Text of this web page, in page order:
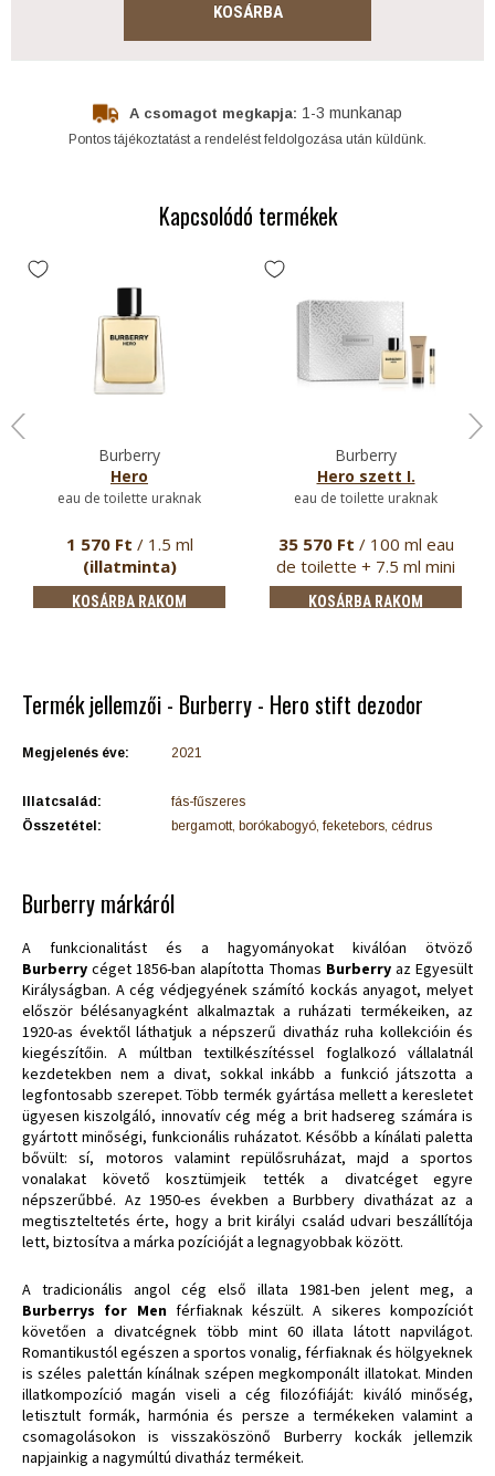
KOSÁRBA
A csomagot megkapja: 1-3 munkanap
Pontos tájékoztatást a rendelést feldolgozása után küldünk.
Kapcsolódó termékek
Burberry
Hero
eau de toilette uraknak
1 570 Ft / 1.5 ml
(illatminta)
KOSÁRBA RAKOM
Burberry
Hero szett I.
eau de toilette uraknak
35 570 Ft / 100 ml eau
de toilette + 7.5 ml mini
p…
KOSÁRBA RAKOM
Termék jellemzői - Burberry - Hero stift dezodor
Megjelenés éve: 2021
Illatcsalád:
fás-fűszeres
Összetétel:
bergamott, borókabogyó, feketebors, cédrus
Burberry márkáról
A funkcionalitást és a hagyományokat kiválóan ötvöző
Burberrycéget 1856-ban alapította Thomas Burberry az Egyesült
Királyságban. A cég védjegyének számító kockás anyagot, melyet
először bélésanyagként alkalmaztak a ruházati termékeiken, az
1920-as évektől láthatjuk a népszerű divatház ruha kollekcióin és
kiegészítőin. A múltban textilkészítéssel foglalkozó vállalatnál
kezdetekben nem a divat, sokkal inkább a funkció játszotta a
legfontosabb szerepet. Több termék gyártása mellett a keresletet
ügyesen kiszolgáló, innovatív cég még a brit hadsereg számára is
gyártott minőségi, funkcionális ruházatot. Később a kínálati paletta
bővült: sí, motoros valamint repülősruházat, majd a sportos
vonalakat követő kosztümjeik tették a divatcéget egyre
népszerűbbé. Az 1950-es években a Burbbery divatházat az a
megtiszteltetés érte, hogy a brit királyi család udvari beszállítója
lett, biztosítva a márka pozícióját a legnagyobbak között.
A tradicionális angol cég első illata 1981-ben jelent meg, a
Burberrys for Menférfiaknak készült. A sikeres kompozíciót
követően a divatcégnek több mint 60 illata látott napvilágot.
Romantikustól egészen a sportos vonalig, férfiaknak és hölgyeknek
is széles palettán kínálnak szépen megkomponált illatokat. Minden
illatkompozíció magán viseli a cég filozófiáját: kiváló minőség,
letisztult formák, harmónia és persze a termékeken valamint a
csomagolásokon is visszaköszönő Burberry kockák jellemzik
napjainkig a nagymúltú divatház termékeit.